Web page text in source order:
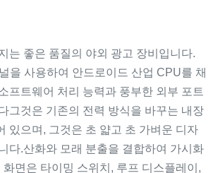
는 좋은 품질의 야외 광고 장비입니다.
을 사용하여 안드로이드 산업 CPU를 채
프트웨어 처리 능력과 풍부한 외부 포트
그것은 기존의 전력 방식을 바꾸는 내장
있으며, 그것은 초 얇고 초 가벼운 디자
다.산화와 모래 분출을 결합하여 가시화
화면은 타이밍 스위치, 루프 디스플레이,